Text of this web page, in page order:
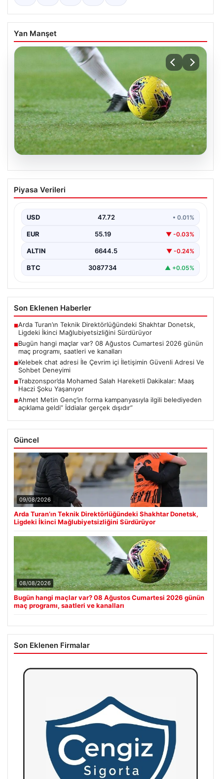
Yan Manşet
08.08.2026
Bugün hangi maçlar var? 08 Ağustos
Cumartesi 2026 günün maç programı,
Piyasa Verileri
USD 47.72 • 0.01%
EUR 55.19 ▼ -0.03%
ALTIN 6644.5 ▼ -0.24%
BTC 3087734 ▲ +0.05%
Son Eklenen Haberler
■Arda Turan’ın Teknik Direktörlüğündeki Shakhtar Donetsk,
Ligdeki İkinci Mağlubiyetsizliğini Sürdürüyor
■Bugün hangi maçlar var? 08 Ağustos Cumartesi 2026 günün
maç programı, saatleri ve kanalları
■Kelebek chat adresi İle Çevrim içi İletişimin Güvenli Adresi Ve
Sohbet Deneyimi
■Trabzonspor’da Mohamed Salah Hareketli Dakikalar: Maaş
Haczi Şoku Yaşanıyor
■Ahmet Metin Genç’in forma kampanyasıyla ilgili belediyeden
açıklama geldi” İddialar gerçek dışıdır”
Güncel
09/08/2026
Arda Turan’ın Teknik Direktörlüğündeki Shakhtar Donetsk,
Ligdeki İkinci Mağlubiyetsizliğini Sürdürüyor
08/08/2026
Bugün hangi maçlar var? 08 Ağustos Cumartesi 2026 günün
maç programı, saatleri ve kanalları
Son Eklenen Firmalar